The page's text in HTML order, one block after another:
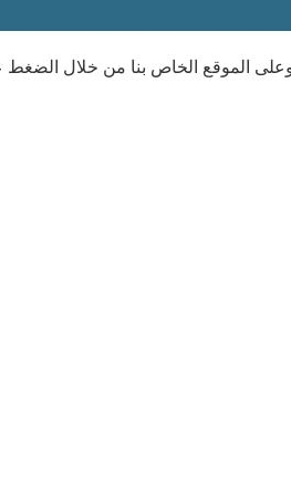
وعلى الموقع الخاص بنا من خلال